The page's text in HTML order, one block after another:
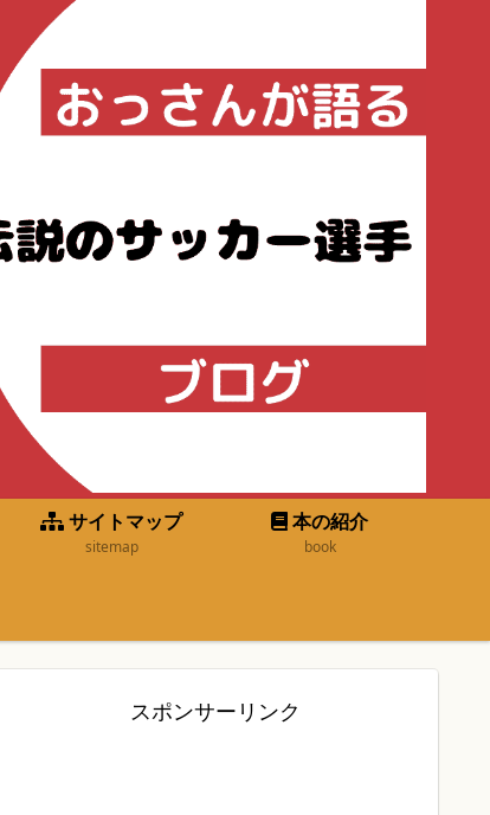
サイトマップ
sitemap
本の紹介
book
スポンサーリンク